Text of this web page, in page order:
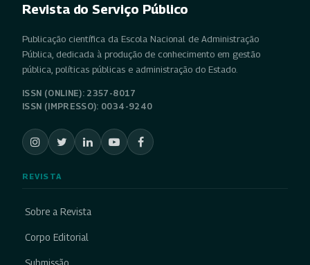
Revista do Serviço Público
Publicação científica da Escola Nacional de Administração
Pública, dedicada à produção de conhecimento em gestão
pública, políticas públicas e administração do Estado.
ISSN (ONLINE): 2357-8017
ISSN (IMPRESSO): 0034-9240
REVISTA
Sobre a Revista
Corpo Editorial